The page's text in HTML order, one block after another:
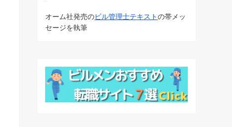
オーム社発売のビル管理士テキストの帯メッ
セージを執筆